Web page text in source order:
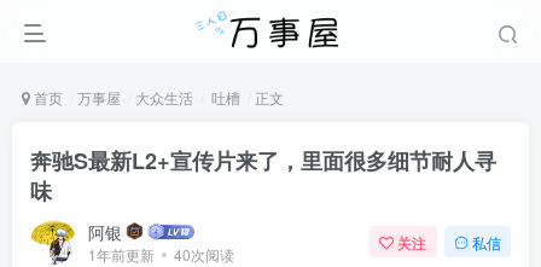
首页 万事屋 大众生活 吐槽 正文
奔驰S最新L2+宣传片来了，里面很多细节耐人寻
味
阿银
1年前更新 40次阅读
关注 私信